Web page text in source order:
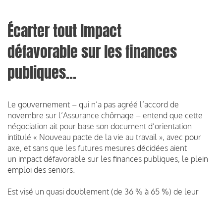
Écarter tout impact
défavorable sur les finances
publiques...
Le gouvernement – qui n’a pas agréé l’accord de
novembre sur l’Assurance chômage – entend que cette
négociation ait pour base son document d’orientation
intitulé « Nouveau pacte de la vie au travail », avec pour
axe, et sans que les futures mesures décidées aient
un impact défavorable sur les finances publiques, le plein
emploi des seniors.
Est visé un quasi doublement (de 36 % à 65 %) de leur